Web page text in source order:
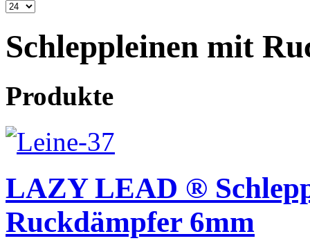
Schleppleinen mit
Produkte
LAZY LEAD ®
Ruckdämpfer 6mm